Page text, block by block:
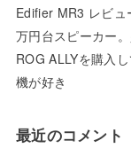
Edifier MR3 レビュ
万円台スピーカー
ROG ALLYを購入
機が好き
最近のコメント